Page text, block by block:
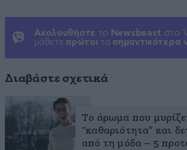
Ακολουθήστε το Newsbeast στο
μάθετε πρώτοι τα σημαντικότερα
Διαβάστε σχετικά
Το άρωμα που
“καθαριότητα” και
από τη μόδα – 5